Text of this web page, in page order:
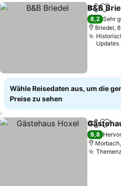
TeilenZu
B&B
8,2 Sehr
Briedel,
Updates
Wähle Reisedaten aus, um die
Preise zu sehen
TeilenZu
9,8